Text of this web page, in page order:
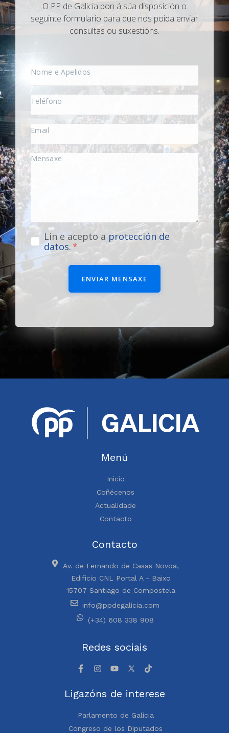
O PP de Galicia pon á súa disposición o
seguinte formulario para que nos poida enviar
consultas ou suxestións.
Lin e acepto a protección de
datos.
ENVIAR MENSAXE
Menú
Inicio
Coñécenos
Actualidade
Contacto
Contacto
Av. de Fernando de Casas Novoa,
Edificio CNL Portal A - Baixo
15707 Santiago de Compostela
info@ppdegalicia.com
(+34) 608 338 908
Redes sociais
Ligazóns de interese
Parlamento de Galicia
Congreso de los Diputados